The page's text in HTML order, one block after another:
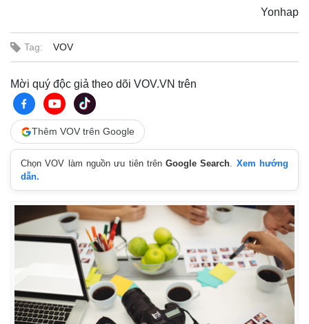
Thế giới
Quan sát
Cuộc sống đó đây
Hồ sơ
Ảnh
E-Magazine
Infographic
Yonhap
Tag: VOV
Mời quý độc giả theo dõi VOV.VN trên
Thêm VOV trên Google
Chọn VOV làm nguồn ưu tiên trênGoogle Search. Xem hướng
dẫn.